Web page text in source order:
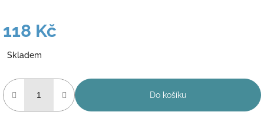
118 Kč
cena:
Skladem
Do košíku